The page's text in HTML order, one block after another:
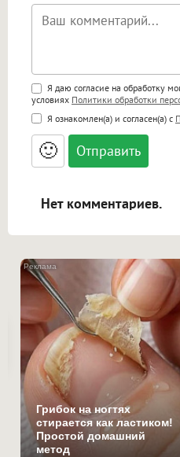
Поддержка HTML
<b>, <strong>, <u>,
<small>, <sup>, <sub>,
<blockquote>, <code>
адреса URL
ссылками, и
Я даю согласие на обработку
условиях Политики обработки
Я ознакомлен(а) и согласен(а) с
🙂
Нет комментариев.
Грибок на ногтях
стирается как ластиком!
Простой домашний
метод